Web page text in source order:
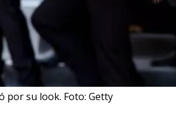
por su look. Foto: Getty